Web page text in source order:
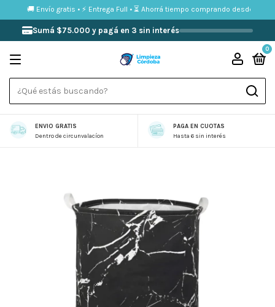
0
ENVIO GRATIS
Dentro de circunvalacíon
PAGA EN CUOTAS
Hasta 6 sin interés
Sumá $75.000 y pagá en 3 sin interés
🚚 Envío gratis • ⚡ Entrega Full • ⏳ Ahorrá tiempo comprando desde tu